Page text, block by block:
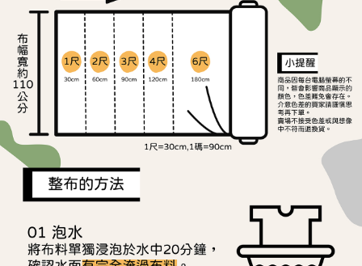
２．訂單成立數日內，您將收到繳費通知簡訊。
３．收到繳費通知簡訊後14天內，點擊此簡訊中的連結，可透過四大超商／
ATM／網路銀行／等多元方式進行付款，方視為交易完成。
※ 請注意：結帳手續完成當下不需立刻繳費，但若您需要取消訂單，請聯絡
購買商品的店家。未經商家同意取消之訂單仍視為有效，需透過AFTEE先享
後付繳納相關費用。
※ 交易是否成功請以「AFTEE先享後付 」之結帳頁面顯示為準，若有關於
是否繳費成功／繳費後需取消欲退款等相關疑問，請聯繫「AFTEE先享後付
客戶支援中心」 https://netprotections.freshdesk.com/support/home
【注意事項】
１．透過由恩沛科技股份有限公司提供之「AFTEE先享後付」服務完成之交
易，需依本服務之必要範圍內提供個人資料，並將交易相關給付款項請求債
權轉讓予恩沛科技股份有限公司。
https://aftee.tw/terms/#terms3
３．未成年的使用者請事先徵得法定代理人或監護人之同意方可使用
「AFTEE先享後付」，若未經同意申辦者引起之損失，本公司不負相關責
每筆NT$65，滿NT$1,500(含以上)免運費
宅配
每筆NT$150，滿NT$1,500(含以上)免運費
離島宅配
每筆NT$240